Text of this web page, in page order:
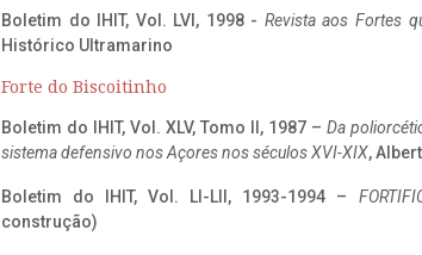
Boletim do IHIT, Vol. LVI, 1998 - Revista aos Fortes
Histórico Ultramarino
Forte do Biscoitinho
Boletim do IHIT, Vol. XLV, Tomo II, 1987 – Da
sistema defensivo nos Açores nos séculos XVI-XIX,
Boletim do IHIT, Vol. LI-LII, 1993-1994 –
construção)